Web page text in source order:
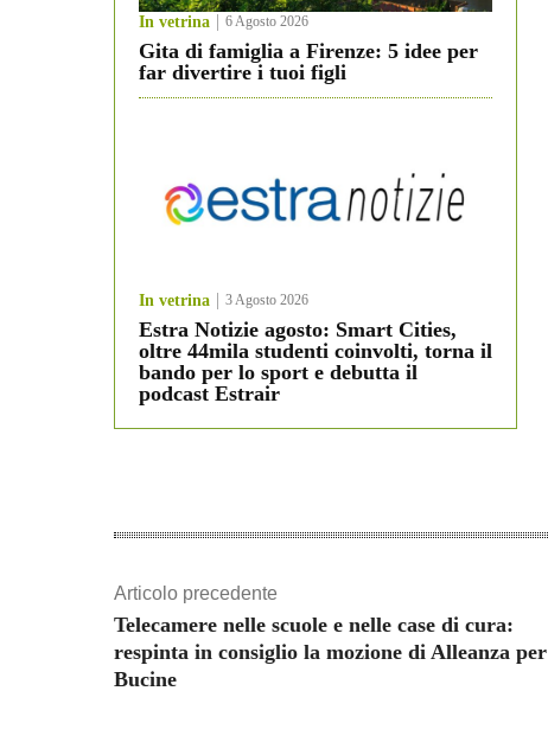
In vetrina 6 Agosto 2026
Gita di famiglia a Firenze: 5 idee per
far divertire i tuoi figli
In vetrina 3 Agosto 2026
Estra Notizie agosto: Smart Cities,
oltre 44mila studenti coinvolti, torna il
bando per lo sport e debutta il
podcast Estrair
Articolo precedente
Telecamere nelle scuole e nelle case di cura:
respinta in consiglio la mozione di Alleanza per
Bucine